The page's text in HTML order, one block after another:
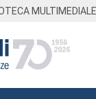
MULTIMEDIALE